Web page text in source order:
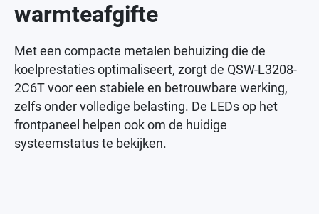
warmteafgifte
Met een compacte metalen behuizing die de
koelprestaties optimaliseert, zorgt de QSW-L3208-
2C6T voor een stabiele en betrouwbare werking,
zelfs onder volledige belasting. De LEDs op het
frontpaneel helpen ook om de huidige
systeemstatus te bekijken.